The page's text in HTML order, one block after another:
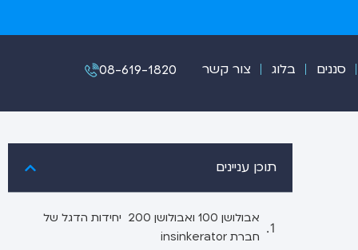
סננים בלוג צור קשר 08-619-1820
תוכן עניינים
אבולושן 100 ואבולושן 200 יחידות הדגל של
חברת insinkerator